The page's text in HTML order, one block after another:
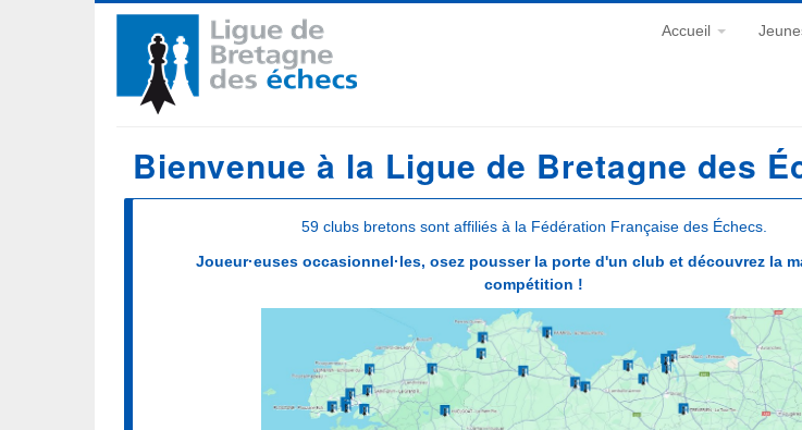
Navigation
principale
Accueil
Bienvenue à la Ligue de Bretagne des
59 clubs bretons sont affiliés à la Fédération Française des Échecs.
Joueur·euses occasionnel·les, osez pousser la porte d'un club et découvrez la
compétition !